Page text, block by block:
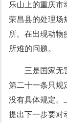
乐山上的重庆市
荣昌县的处理场
所。在出现动物
所难的问题。
三是国家无
第二十一条只规
没有具体规定。
提出下一步要对